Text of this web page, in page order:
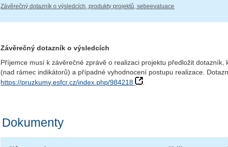
Závěrečný dotazník o výsledcích, produkty projektů, sebeevaluace
Závěrečný dotazník o výsledcích
Příjemce musí k závěrečné zprávě o realizaci projektu předložit dotazník,
(nad rámec indikátorů) a případné vyhodnocení postupu realizace.
https://pruzkumy.esfcr.cz/index.php/984218
Dokumenty